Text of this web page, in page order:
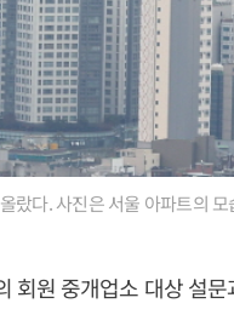
랐다. 사진은 서울 아파트의 모
회원 중개업소 대상 설